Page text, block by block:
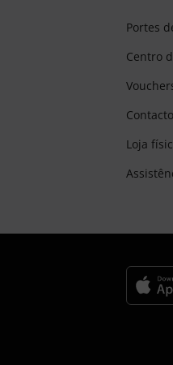
Portes
Centro
Contacto
Loja